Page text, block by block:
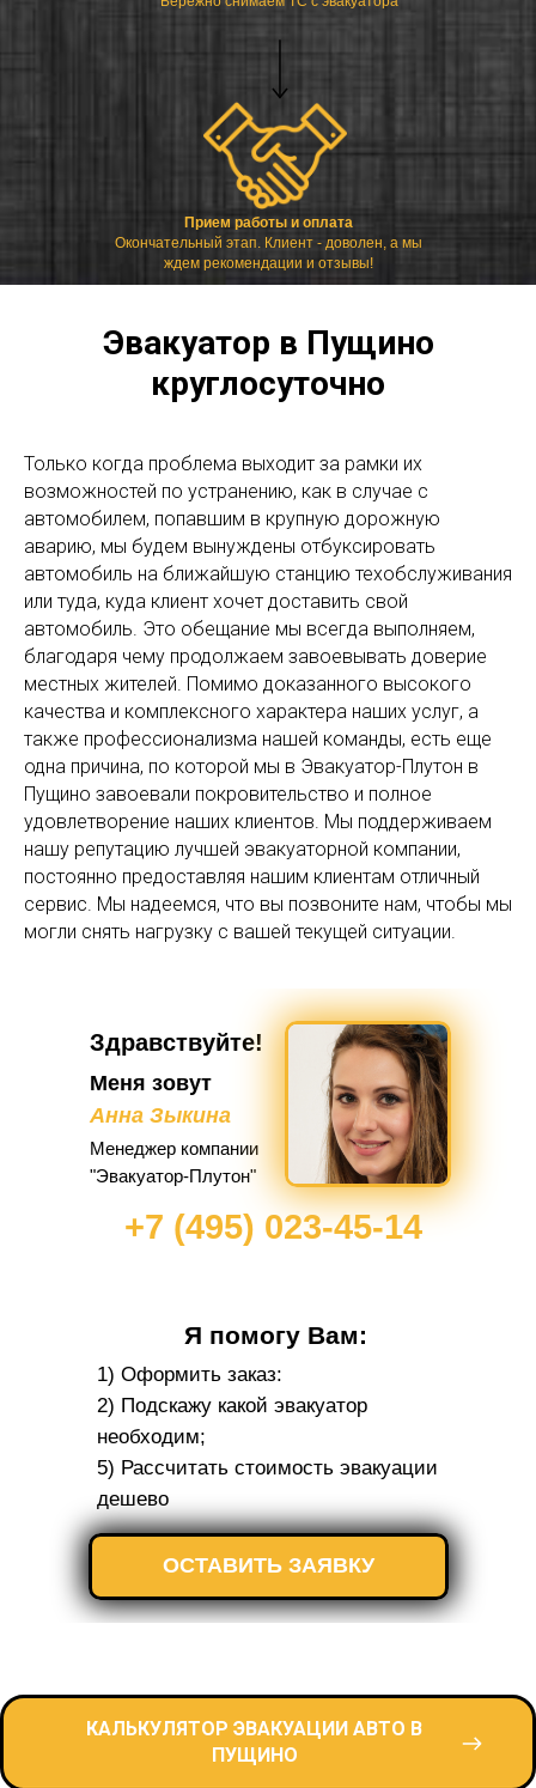
Прием работы и оплата
Окончательный этап. Клиент - доволен, а мы
ждем рекомендации и отзывы!
Эвакуатор в Пущино
круглосуточно
Только когда проблема выходит за рамки их
возможностей по устранению, как в случае с
автомобилем, попавшим в крупную дорожную
аварию, мы будем вынуждены отбуксировать
автомобиль на ближайшую станцию техобслуживания
или туда, куда клиент хочет доставить свой
автомобиль. Это обещание мы всегда выполняем,
благодаря чему продолжаем завоевывать доверие
местных жителей. Помимо доказанного высокого
качества и комплексного характера наших услуг, а
также профессионализма нашей команды, есть еще
одна причина, по которой мы в Эвакуатор-Плутон в
Пущино завоевали покровительство и полное
удовлетворение наших клиентов. Мы поддерживаем
нашу репутацию лучшей эвакуаторной компании,
постоянно предоставляя нашим клиентам отличный
сервис. Мы надеемся, что вы позвоните нам, чтобы мы
могли снять нагрузку с вашей текущей ситуации.
Здравствуйте!
Менеджер компании
"Эвакуатор-Плутон"
Меня зовут
Анна Зыкина
Я помогу Вам:
1) Оформить заказ:
2) Подскажу какой эвакуатор
необходим;
5) Рассчитать стоимость эвакуации
дешево
+7 (495) 023-45-14
ОСТАВИТЬ ЗАЯВКУ
КАЛЬКУЛЯТОР ЭВАКУАЦИИ АВТО В
ПУЩИНО